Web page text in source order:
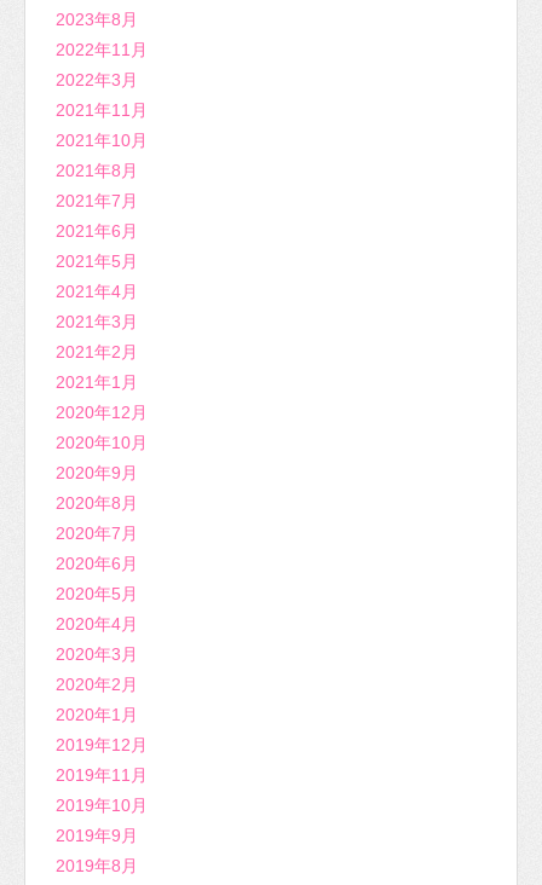
2023年8月
2022年11月
2022年3月
2021年11月
2021年10月
2021年8月
2021年7月
2021年6月
2021年5月
2021年4月
2021年3月
2021年2月
2021年1月
2020年12月
2020年10月
2020年9月
2020年8月
2020年7月
2020年6月
2020年5月
2020年4月
2020年3月
2020年2月
2020年1月
2019年12月
2019年11月
2019年10月
2019年9月
2019年8月